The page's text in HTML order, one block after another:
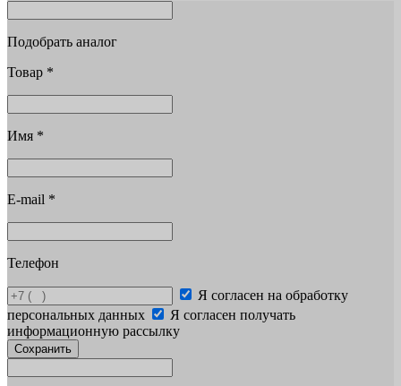
Подобрать аналог
Товар *
Имя *
E-mail *
Телефон
Я согласен на обработку
персональных данных
Я согласен получать
информационную рассылку
Сохранить